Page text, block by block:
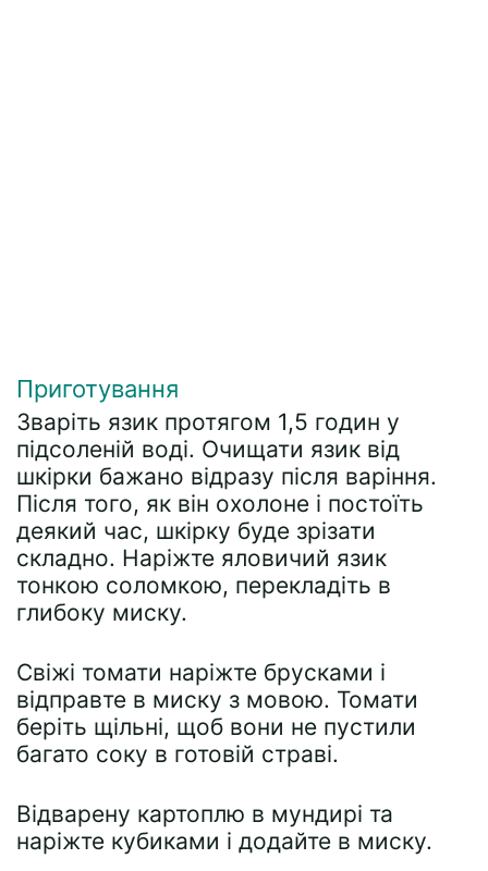
Приготування
Зваріть язик протягом 1,5 годин у
підсоленій воді. Очищати язик від
шкірки бажано відразу після варіння.
Після того, як він охолоне і постоїть
деякий час, шкірку буде зрізати
складно. Наріжте яловичий язик
тонкою соломкою, перекладіть в
глибоку миску.
Свіжі томати наріжте брусками і
відправте в миску з мовою. Томати
беріть щільні, щоб вони не пустили
багато соку в готовій страві.
Відварену картоплю в мундирі та
наріжте кубиками і додайте в миску.